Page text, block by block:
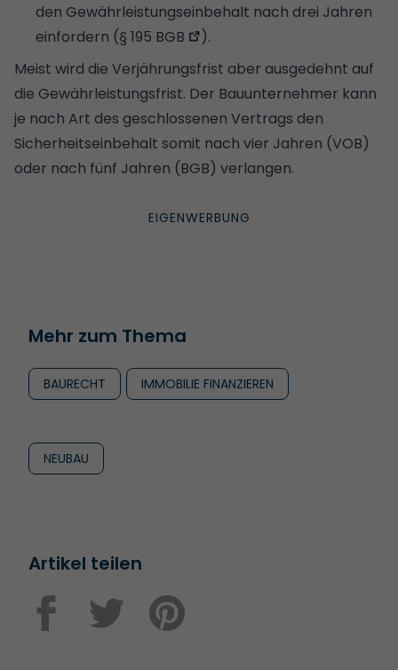
den Gewährleistungseinbehalt nach drei Jahren
einfordern (§ 195 BGB
).
Meist wird die Verjährungsfrist aber ausgedehnt auf
die Gewährleistungsfrist. Der Bauunternehmer kann
je nach Art des geschlossenen Vertrags den
Sicherheitseinbehalt somit nach vier Jahren (VOB)
oder nach fünf Jahren (BGB) verlangen.
Mehr zum Thema
BAURECHT IMMOBILIE FINANZIEREN
NEUBAU
Artikel teilen